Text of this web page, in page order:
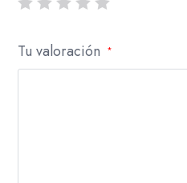
Tu valoración *